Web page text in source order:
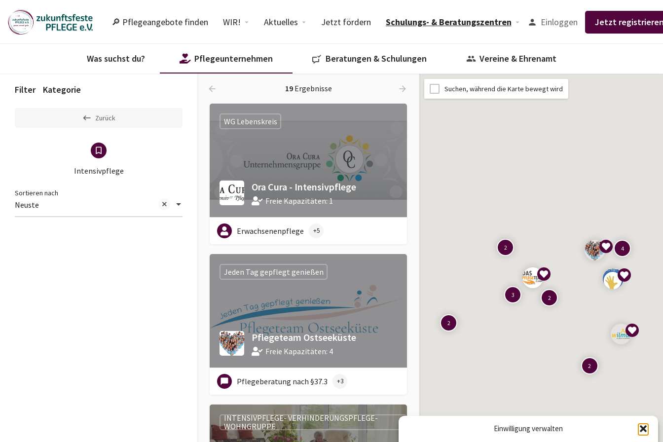
Einwilligung verwalten
🔎 Pflegeangebote finden WIR! Aktuelles Jetzt fördern Schulungs- & Beratungszentren Einloggen Jetzt
Was suchst du? Pflegeunternehmen Beratungen & Schulungen Vereine & Ehrenamt
Filter Kategorie
Zurück
Intensivpflege
Neuste
Sortieren nach
19Ergebnisse
Ora Cura - Intensivpflege
Freie Kapazitäten: 1
WG Lebenskreis
Erwachsenenpflege +5
Pflegeteam Ostseeküste
Freie Kapazitäten: 4
Jeden Tag gepflegt genießen
Pflegeberatung nach §37.3 +3
INTENSIVPFLEGE- VERHINDERUNGSPFLEGE-
WOHNGRUPPE
4
2
3 2
2
2
Suchen, während die Karte bewegt wird